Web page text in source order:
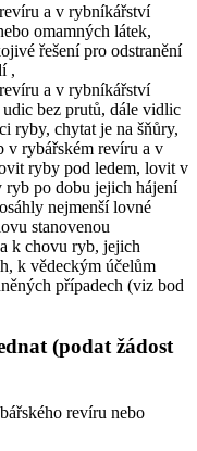
a v rybníkářství
omamných látek,
řešení pro odstranění
,
a v rybníkářství
bez prutů, dále vidlic
ryby, chytat je na šňůry,
v rybářském revíru a v
ryby pod ledem, lovit v
ryb po dobu jejich hájení
nejmenší lovné
stanovenou
k chovu ryb, jejich
k vědeckým účelům
případech (viz bod
(podat žádost
revíru nebo